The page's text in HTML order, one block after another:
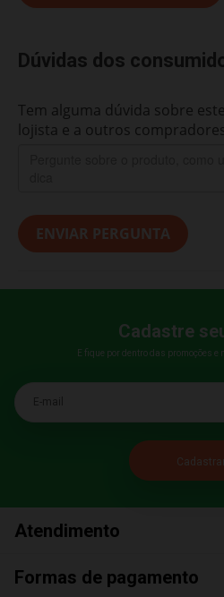
Dúvidas dos
Tem alguma dúvida sobre
lojista e a outros
ENVIAR PERGUNTA
Cadastre
E fique por dentro das promoções
E-mail
Atendimento
Formas de pagamento